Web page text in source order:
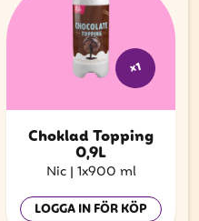
x1
Choklad Topping
0,9L
Nic | 1x900 ml
LOGGA IN FÖR KÖP